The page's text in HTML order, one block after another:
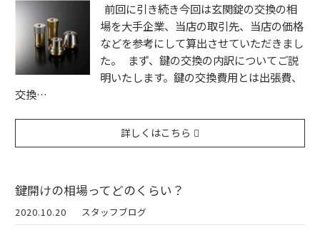
前回に引き続き今回は玄関錠の交換の相
場を大手企業、当店の取引先、当店の価格
などを参考にして算出させていただきまし
た。 まず、鍵の交換の内訳についてご説
明いたします。鍵の交換費用とは出張費、
交換…
詳しくはこちら
鍵開けの相場ってどのくらい？
2020.10.20 スタッフブログ